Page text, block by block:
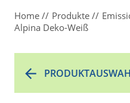
Home Produkte
Alpina Deko-Weiß